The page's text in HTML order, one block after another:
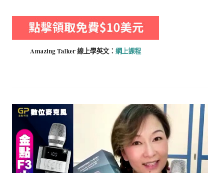
Amazing Talker 線上學英文： 網上課程